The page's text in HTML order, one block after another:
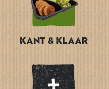
Kant & Klaar